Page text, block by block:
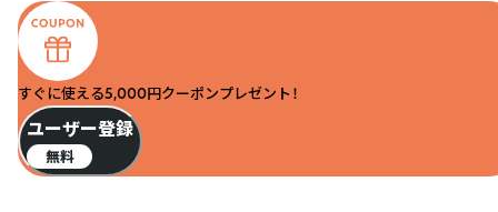
すぐに使える5,000円クーポンプレゼント！
ユーザー登録
無料